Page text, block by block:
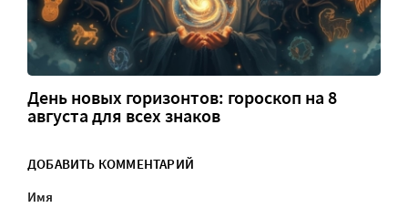
День новых горизонтов: гороскоп на 8
августа для всех знаков
ДОБАВИТЬ КОММЕНТАРИЙ
Имя